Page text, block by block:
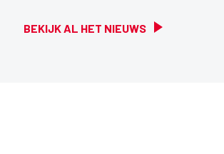
BEKIJK AL HET NIEUWS